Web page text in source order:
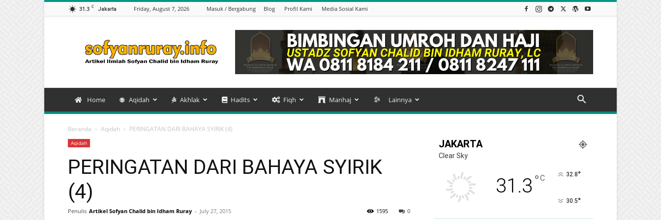
31.3 C Jakarta Friday, August 7, 2026 Masuk / Bergabung Blog Profil Kami Media Sosial Kami
Sofyan
Chalid
bin
Ruray
Home Aqidah Akhlak Hadits Fiqh Manhaj Lainnya
Beranda Aqidah PERINGATAN DARI BAHAYA SYIRIK (4)
Aqidah
PERINGATAN DARI BAHAYA SYIRIK
(4)
Penulis Artikel Sofyan Chalid bin Idham Ruray - July 27, 2015 0
1595
JAKARTA
Clear Sky
31.3 °C 32.8°
30.5°